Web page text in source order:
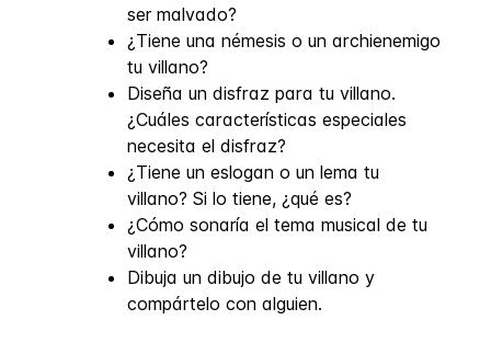
ser malvado?
¿Tiene una némesis o un archienemigo
tu villano?
Diseña un disfraz para tu villano.
¿Cuáles características especiales
necesita el disfraz?
¿Tiene un eslogan o un lema tu
villano? Si lo tiene, ¿qué es?
¿Cómo sonaría el tema musical de tu
villano?
Dibuja un dibujo de tu villano y
compártelo con alguien.